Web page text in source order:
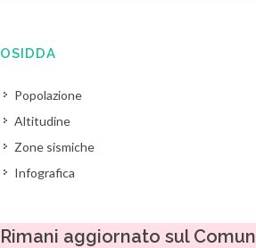
OSIDDA
Popolazione
Altitudine
Zone sismiche
Infografica
Rimani aggiornato sul